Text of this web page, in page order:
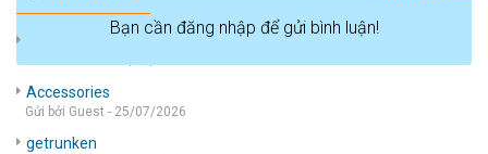
Bạn cần đăng nhập để gửi bình luận!
Accessories
Gửi bởi Guest - 25/07/2026
getrunken